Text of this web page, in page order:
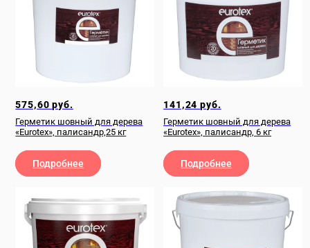
Да(0)
Нет(0)
Показать товары
575,60руб.
Герметик шовный для дерева
«Eurotex», палисандр,25 кг
Подробнее
141,24руб.
Герметик шовный для дерева
«Eurotex», палисандр, 6 кг
Подробнее